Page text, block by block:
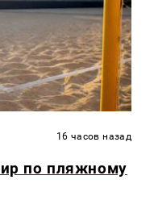
16 часов назад
по пляжному